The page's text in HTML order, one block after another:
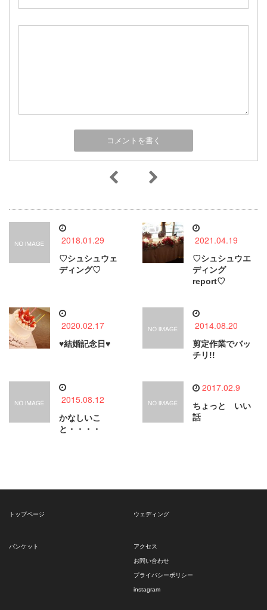
2018.01.29
♡シュシュウェ
ディング♡
2021.04.19
♡シュシュウエ
ディング
report♡
2020.02.17
♥結婚記念日♥
2014.08.20
剪定作業でバッ
チリ!!
2015.08.12
かなしいこ
と・・・・
2017.02.9
ちょっと いい
話
トップページ ウェディング
バンケット アクセス
お問い合わせ
プライバシーポリシー
instagram